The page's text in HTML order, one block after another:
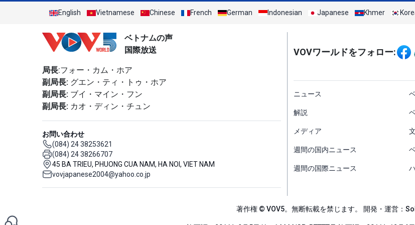
English Vietnamese Chinese French German Indonesian Japanese Khmer
ベトナムの声
国際放送
局長:フォー・カム・ホア
副局長: グエン・ティ・トゥ・ホア
副局長: ブイ・マイン・フン
副局長: カオ・ディン・チュン
お問い合わせ
(084) 24 38253621
(084) 24 38266707
45 BA TRIEU, PHUONG CUA NAM, HA NOI, VIET NAM
vovjapanese2004@yahoo.co.jp
VOVワールドをフォロー:
menu footer
ニュース
解説
メディア
週間の国内ニュース
週間の国際ニュース
著作権 © VOV5。無断転載を禁じます。 開発・運営：